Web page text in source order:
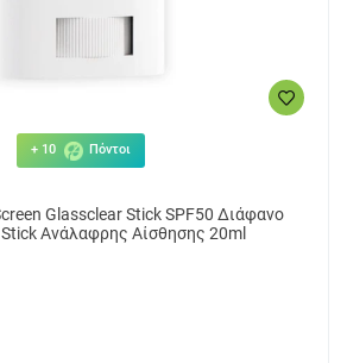
+ 10 Πόντοι
Glassclear Stick SPF50 Διάφανο
Ανάλαφρης Αίσθησης 20ml